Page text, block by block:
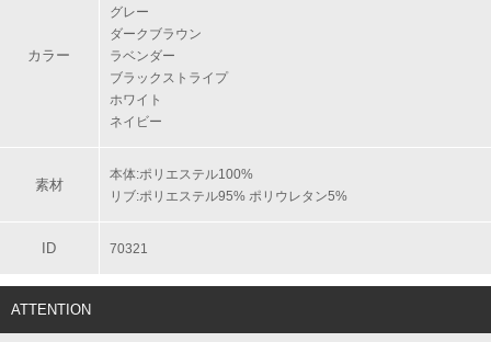
カラー
グレー
ダークブラウン
ラベンダー
ブラックストライプ
ホワイト
ネイビー
素材
本体:ポリエステル100%
リブ:ポリエステル95% ポリウレタン5%
ID 70321
ATTENTION